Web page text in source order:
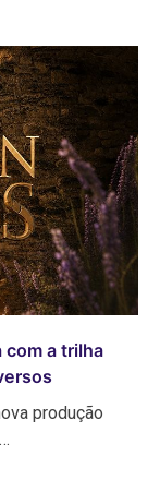
com a trilha
produção